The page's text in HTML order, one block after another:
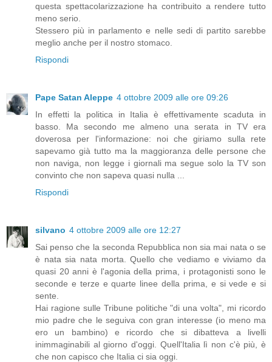
questa spettacolarizzazione ha contribuito a rendere tutto
meno serio.
Stessero più in parlamento e nelle sedi di partito sarebbe
meglio anche per il nostro stomaco.
Rispondi
Pape Satan Aleppe 4 ottobre 2009 alle ore 09:26
In effetti la politica in Italia è effettivamente scaduta in
basso. Ma secondo me almeno una serata in TV era
doverosa per l'informazione: noi che giriamo sulla rete
sapevamo già tutto ma la maggioranza delle persone che
non naviga, non legge i giornali ma segue solo la TV son
convinto che non sapeva quasi nulla ...
Rispondi
silvano 4 ottobre 2009 alle ore 12:27
Sai penso che la seconda Repubblica non sia mai nata o se
è nata sia nata morta. Quello che vediamo e viviamo da
quasi 20 anni è l'agonia della prima, i protagonisti sono le
seconde e terze e quarte linee della prima, e si vede e si
sente.
Hai ragione sulle Tribune politiche "di una volta", mi ricordo
mio padre che le seguiva con gran interesse (io meno ma
ero un bambino) e ricordo che si dibatteva a livelli
inimmaginabili al giorno d'oggi. Quell'Italia lì non c'è più, è
che non capisco che Italia ci sia oggi.